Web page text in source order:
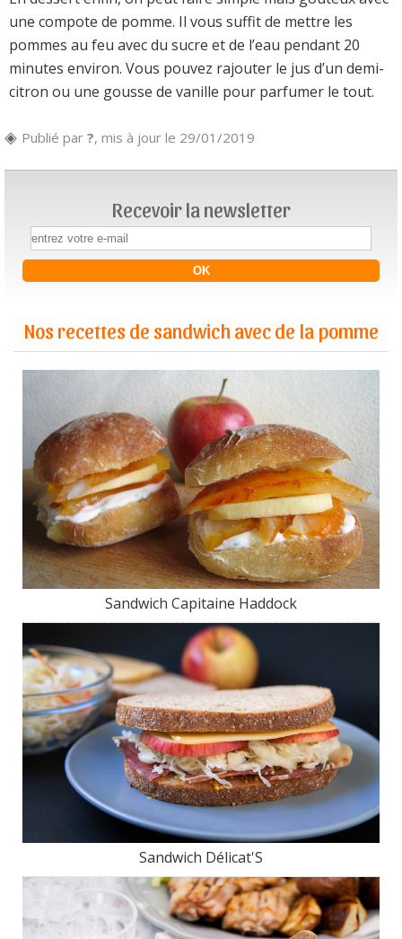
une compote de pomme. Il vous suffit de mettre les
pommes au feu avec du sucre et de l’eau pendant 20
minutes environ. Vous pouvez rajouter le jus d’un demi-
citron ou une gousse de vanille pour parfumer le tout.
Publié par ?, mis à jour le 29/01/2019
Recevoir la newsletter
Nos recettes de sandwich avec de la pomme
Sandwich Capitaine Haddock
Sandwich Délicat'S